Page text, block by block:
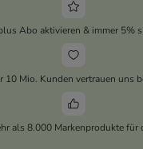
Abo aktivieren & immer 5%
10 Mio. Kunden vertrauen uns
als 8.000 Markenprodukte für